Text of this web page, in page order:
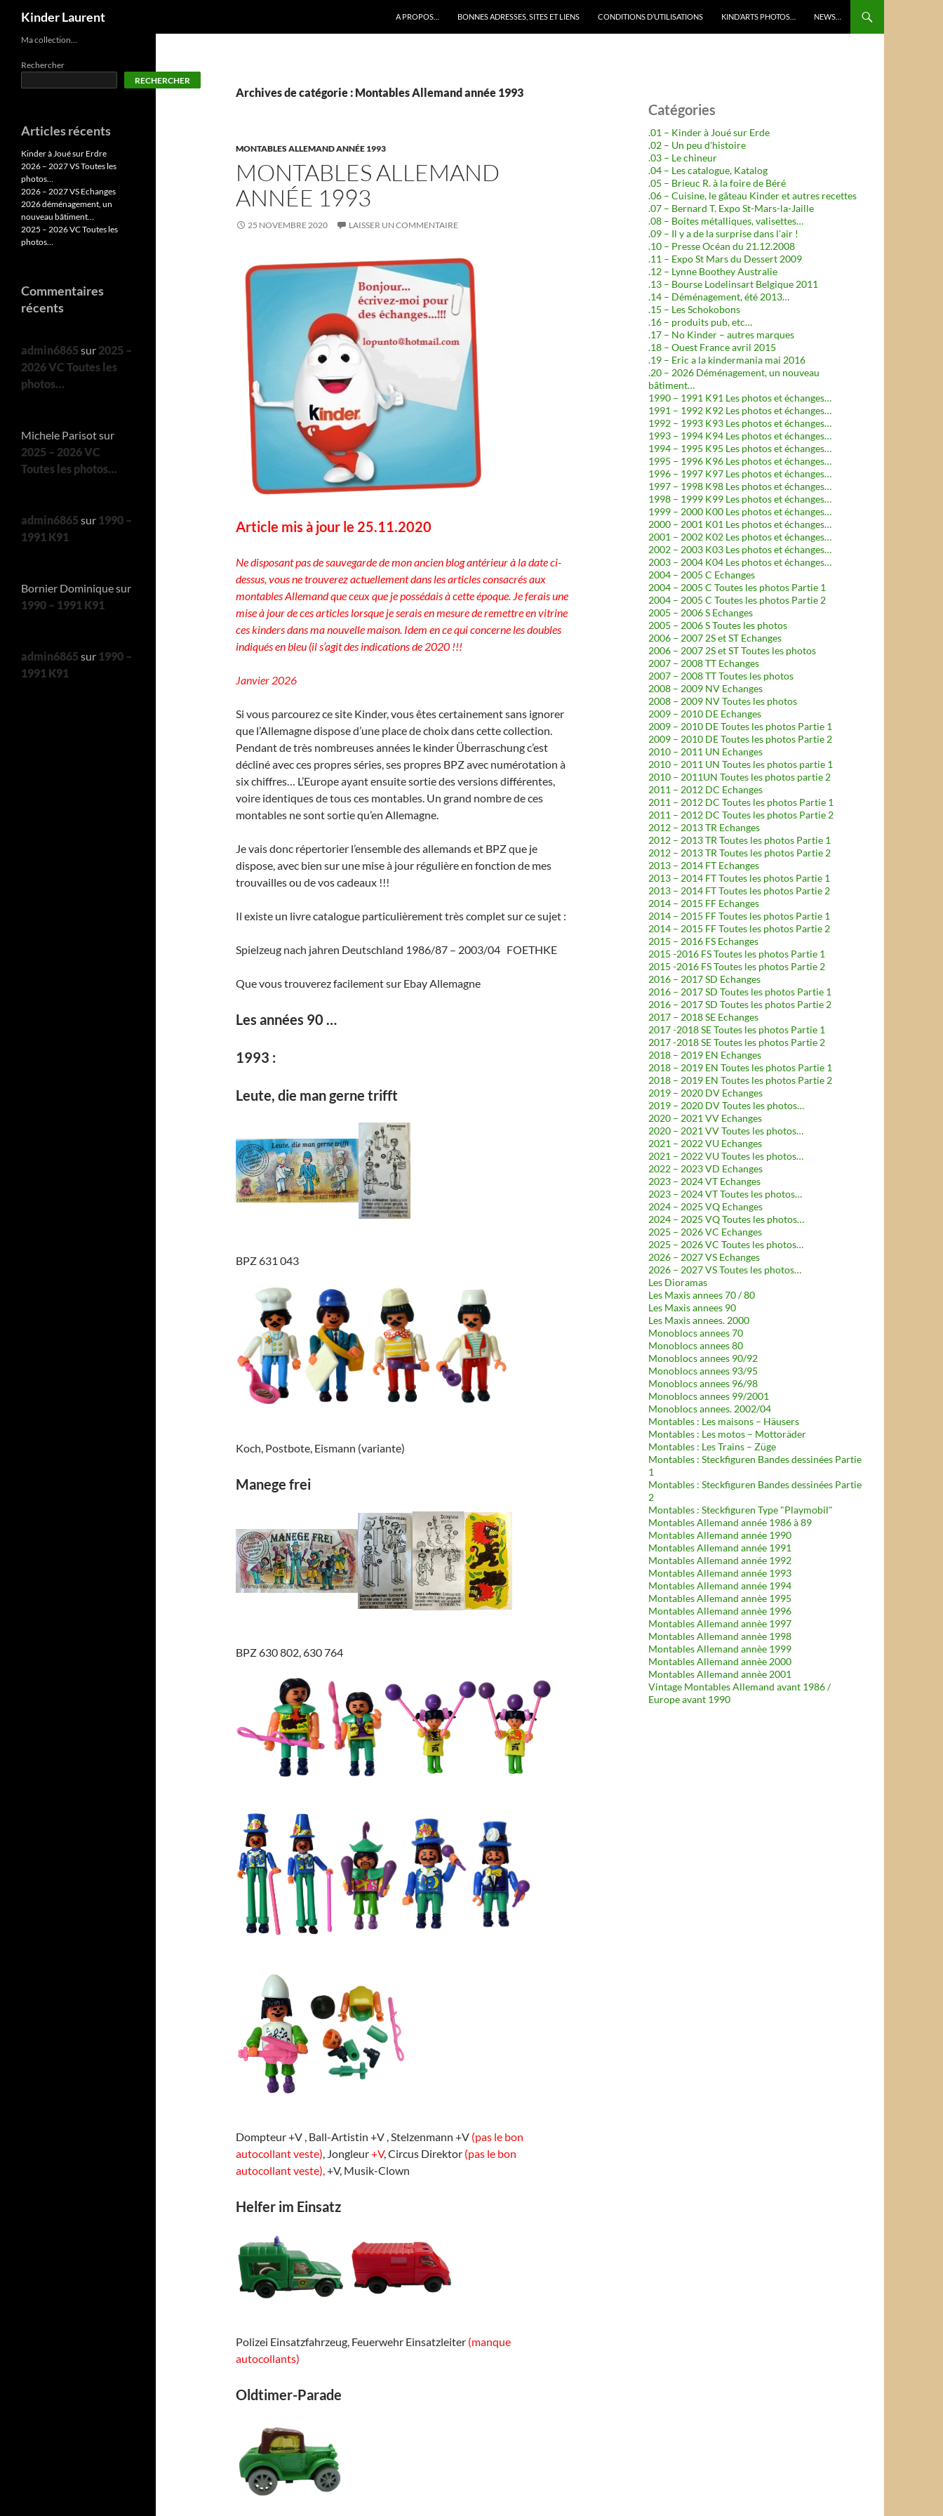
Aller
contenu
Kinder Laurent A PROPOS… BONNES ADRESSES, SITES ET LIENS CONDITIONS D’UTILISATIONS KIND’ARTS PHOTOS… NEWS…
Archives de catégorie : Montables Allemand année 1993
MONTABLES ALLEMAND ANNÉE 1993
MONTABLES ALLEMAND
ANNÉE 1993
25 NOVEMBRE 2020 LAISSER UN COMMENTAIRE
Article mis à jour le 25.11.2020
Ne disposant pas de sauvegarde de mon ancien blog antérieur à la date ci-
dessus, vous ne trouverez actuellement dans les articles consacrés aux
montables Allemand que ceux que je possédais à cette époque. Je ferais une
mise à jour de ces articles lorsque je serais en mesure de remettre en vitrine
ces kinders dans ma nouvelle maison. Idem en ce qui concerne les doubles
indiqués en bleu (il s’agit des indications de 2020 !!!
Janvier 2026
Si vous parcourez ce site Kinder, vous êtes certainement sans ignorer
que l’Allemagne dispose d’une place de choix dans cette collection.
Pendant de très nombreuses années le kinder Überraschung c’est
décliné avec ces propres séries, ses propres BPZ avec numérotation à
six chiffres… L’Europe ayant ensuite sortie des versions différentes,
voire identiques de tous ces montables. Un grand nombre de ces
montables ne sont sortie qu’en Allemagne.
Je vais donc répertorier l’ensemble des allemands et BPZ que je
dispose, avec bien sur une mise à jour régulière en fonction de mes
trouvailles ou de vos cadeaux !!!
Il existe un livre catalogue particulièrement très complet sur ce sujet :
Spielzeug nach jahren Deutschland 1986/87 – 2003/04 FOETHKE
Que vous trouverez facilement sur Ebay Allemagne
Les années 90 …
1993 :
Leute, die man gerne trifft
BPZ 631 043
Koch, Postbote, Eismann (variante)
Manege frei
BPZ 630 802, 630 764
Dompteur +V , Ball-Artistin +V , Stelzenmann +V (pas le bon
autocollant veste), Jongleur+V, Circus Direktor (pas le bon
autocollant veste),+V, Musik-Clown
Helfer im Einsatz
Polizei Einsatzfahrzeug, Feuerwehr Einsatzleiter (manque
autocollants)
Oldtimer-Parade
Catégories
.01 – Kinder à Joué sur Erde
.02 – Un peu d'histoire
.03 – Le chineur
.04 – Les catalogue, Katalog
.05 – Brieuc R. à la foire de Béré
.06 – Cuisine, le gâteau Kinder et autres recettes
.07 – Bernard T. Expo St-Mars-la-Jaille
.08 – Boites métalliques, valisettes…
.09 – Il y a de la surprise dans l'air !
.10 – Presse Océan du 21.12.2008
.11 – Expo St Mars du Dessert 2009
.12 – Lynne Boothey Australie
.13 – Bourse Lodelinsart Belgique 2011
.14 – Déménagement, été 2013…
.15 – Les Schokobons
.16 – produits pub, etc…
.17 – No Kinder – autres marques
.18 – Ouest France avril 2015
.19 – Eric a la kindermania mai 2016
.20 – 2026 Déménagement, un nouveau
bâtiment…
1990 – 1991 K91 Les photos et échanges…
1991 – 1992 K92 Les photos et échanges…
1992 – 1993 K93 Les photos et échanges…
1993 – 1994 K94 Les photos et échanges…
1994 – 1995 K95 Les photos et échanges…
1995 – 1996 K96 Les photos et échanges…
1996 – 1997 K97 Les photos et échanges…
1997 – 1998 K98 Les photos et échanges…
1998 – 1999 K99 Les photos et échanges…
1999 – 2000 K00 Les photos et échanges…
2000 – 2001 K01 Les photos et échanges…
2001 – 2002 K02 Les photos et échanges…
2002 – 2003 K03 Les photos et échanges…
2003 – 2004 K04 Les photos et échanges…
2004 – 2005 C Echanges
2004 – 2005 C Toutes les photos Partie 1
2004 – 2005 C Toutes les photos Partie 2
2005 – 2006 S Echanges
2005 – 2006 S Toutes les photos
2006 – 2007 2S et ST Echanges
2006 – 2007 2S et ST Toutes les photos
2007 – 2008 TT Echanges
2007 – 2008 TT Toutes les photos
2008 – 2009 NV Echanges
2008 – 2009 NV Toutes les photos
2009 – 2010 DE Echanges
2009 – 2010 DE Toutes les photos Partie 1
2009 – 2010 DE Toutes les photos Partie 2
2010 – 2011 UN Echanges
2010 – 2011 UN Toutes les photos partie 1
2010 – 2011UN Toutes les photos partie 2
2011 – 2012 DC Echanges
2011 – 2012 DC Toutes les photos Partie 1
2011 – 2012 DC Toutes les photos Partie 2
2012 – 2013 TR Echanges
2012 – 2013 TR Toutes les photos Partie 1
2012 – 2013 TR Toutes les photos Partie 2
2013 – 2014 FT Echanges
2013 – 2014 FT Toutes les photos Partie 1
2013 – 2014 FT Toutes les photos Partie 2
2014 – 2015 FF Echanges
2014 – 2015 FF Toutes les photos Partie 1
2014 – 2015 FF Toutes les photos Partie 2
2015 – 2016 FS Echanges
2015 -2016 FS Toutes les photos Partie 1
2015 -2016 FS Toutes les photos Partie 2
2016 – 2017 SD Echanges
2016 – 2017 SD Toutes les photos Partie 1
2016 – 2017 SD Toutes les photos Partie 2
2017 – 2018 SE Echanges
2017 -2018 SE Toutes les photos Partie 1
2017 -2018 SE Toutes les photos Partie 2
2018 – 2019 EN Echanges
2018 – 2019 EN Toutes les photos Partie 1
2018 – 2019 EN Toutes les photos Partie 2
2019 – 2020 DV Echanges
2019 – 2020 DV Toutes les photos…
2020 – 2021 VV Echanges
2020 – 2021 VV Toutes les photos…
2021 – 2022 VU Echanges
2021 – 2022 VU Toutes les photos…
2022 – 2023 VD Echanges
2023 – 2024 VT Echanges
2023 – 2024 VT Toutes les photos…
2024 – 2025 VQ Echanges
2024 – 2025 VQ Toutes les photos…
2025 – 2026 VC Echanges
2025 – 2026 VC Toutes les photos…
2026 – 2027 VS Echanges
2026 – 2027 VS Toutes les photos…
Les Dioramas
Les Maxis annees 70 / 80
Les Maxis annees 90
Les Maxis annees. 2000
Monoblocs annees 70
Monoblocs annees 80
Monoblocs annees 90/92
Monoblocs annees 93/95
Monoblocs annees 96/98
Monoblocs annees 99/2001
Monoblocs annees. 2002/04
Montables : Les maisons – Häusers
Montables : Les motos – Mottoräder
Montables : Les Trains – Züge
Montables : Steckfiguren Bandes dessinées Partie
1
Montables : Steckfiguren Bandes dessinées Partie
2
Montables : Steckfiguren Type "Playmobil"
Montables Allemand année 1986 à 89
Montables Allemand année 1990
Montables Allemand année 1991
Montables Allemand année 1992
Montables Allemand année 1993
Montables Allemand année 1994
Montables Allemand annèe 1995
Montables Allemand annèe 1996
Montables Allemand annèe 1997
Montables Allemand annèe 1998
Montables Allemand annèe 1999
Montables Allemand annèe 2000
Montables Allemand annèe 2001
Vintage Montables Allemand avant 1986 /
Europe avant 1990
Ma collection…
Rechercher
RECHERCHER
Articles récents
Kinder à Joué sur Erdre
2026 – 2027 VS Toutes les
photos…
2026 – 2027 VS Echanges
2026 déménagement, un
nouveau bâtiment…
2025 – 2026 VC Toutes les
photos…
Commentaires
récents
admin6865 sur 2025 –
2026 VC Toutes les
photos…
Michele Parisotsur
2025 – 2026 VC
Toutes les photos…
admin6865 sur 1990 –
1991 K91
Bornier Dominiquesur
1990 – 1991 K91
admin6865 sur 1990 –
1991 K91